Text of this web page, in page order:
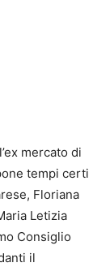
mercato di
tempi certi
Floriana
Letizia
Consiglio
il